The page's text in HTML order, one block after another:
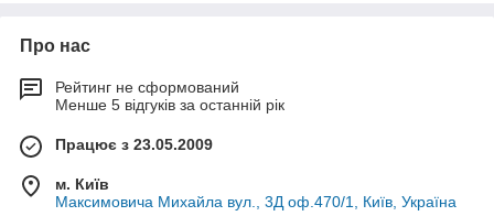
Про нас
Рейтинг не сформований
Менше 5 відгуків за останній рік
Працює з 23.05.2009
м. Київ
Максимовича Михайла вул., 3Д оф.470/1, Київ, Україна